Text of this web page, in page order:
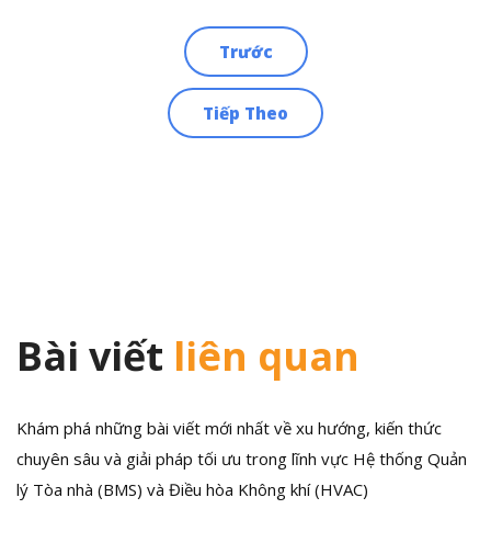
Trước
Tiếp Theo
Bài viết liên quan
Khám phá những bài viết mới nhất về xu hướng, kiến thức
chuyên sâu và giải pháp tối ưu trong lĩnh vực Hệ thống Quản
lý Tòa nhà (BMS) và Điều hòa Không khí (HVAC)